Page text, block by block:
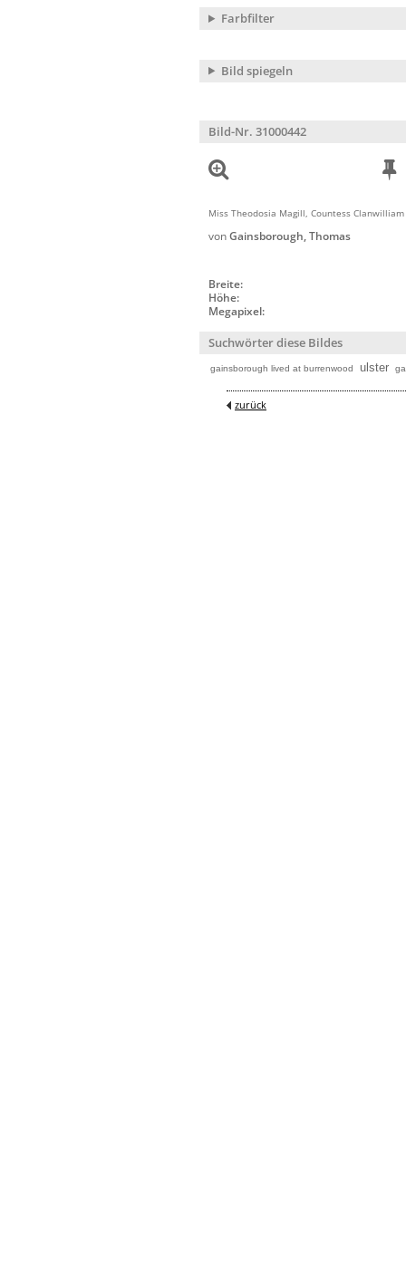
Farbfilter
Bild spiegeln
Bild-Nr. 31000442
Miss Theodosia Magill, Countess
vonGainsborough, Thomas
Breite:
Höhe:
Megapixel:
Suchwörter diese Bildes
gainsborough lived at burrenwood ulster
zurück